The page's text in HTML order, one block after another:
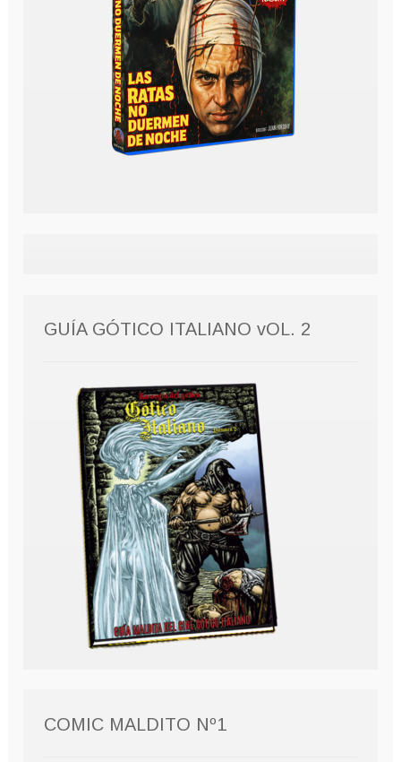
GUÍA GÓTICO ITALIANO vOL. 2
COMIC MALDITO Nº1